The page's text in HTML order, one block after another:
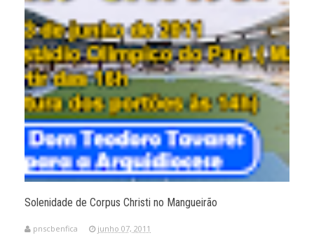
Solenidade de Corpus Christi no Mangueirão
pnscbenfica junho 07, 2011